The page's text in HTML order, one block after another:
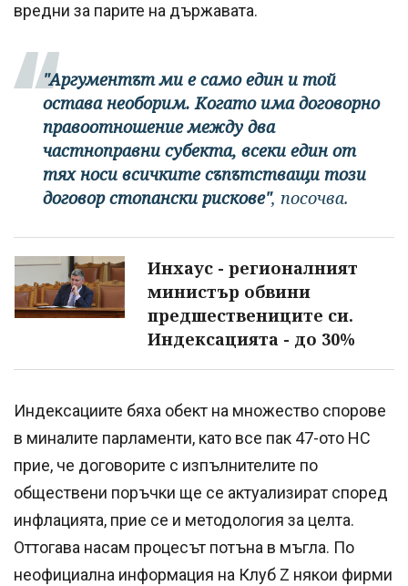
вредни за парите на държавата.
"Аргументът ми е само един и той
остава необорим. Когато има договорно
правоотношение между два
частноправни субекта, всеки един от
тях носи всичките съпътстващи този
договор стопански рискове", посочва.
Инхаус - регионалният
министър обвини
предшествениците си.
Индексацията - до 30%
Индексациите бяха обект на множество спорове
в миналите парламенти, като все пак 47-ото НС
прие, че договорите с изпълнителите по
обществени поръчки ще се актуализират според
инфлацията, прие се и методология за целта.
Оттогава насам процесът потъна в мъгла. По
неофициална информация на Клуб Z някои фирми